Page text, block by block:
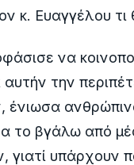
κ. Ευαγγέλου τι
να
την
ένιωσα
το βγάλω από
γιατί υπάρχουν